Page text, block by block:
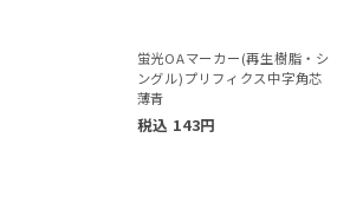
蛍光OAマーカー(再生樹脂・シ
ングル)プリフィクス中字角芯
薄青
税込 143円